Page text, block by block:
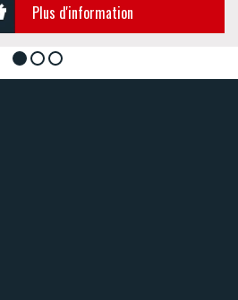
Plus d'information
1 2 3